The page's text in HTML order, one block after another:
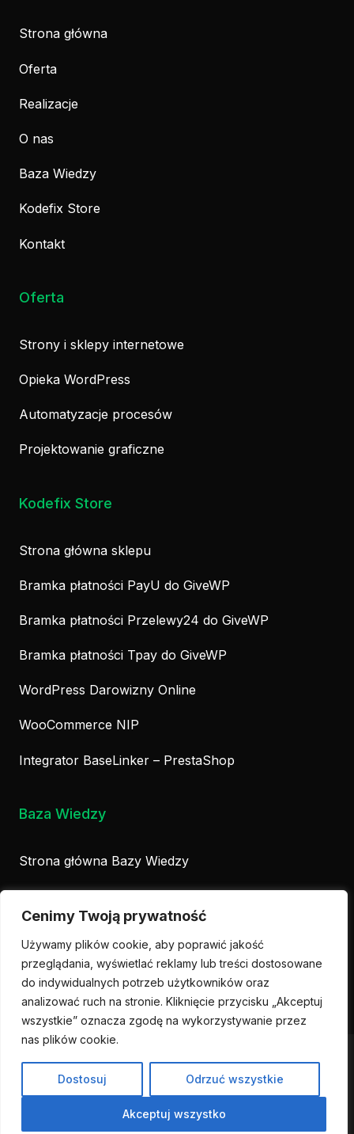
Cenimy Twoją prywatność
Używamy plików cookie, aby poprawić jakość
przeglądania, wyświetlać reklamy lub treści dostosowane
do indywidualnych potrzeb użytkowników oraz
analizować ruch na stronie. Kliknięcie przycisku „Akceptuj
wszystkie” oznacza zgodę na wykorzystywanie przez
nas plików cookie.
Dostosuj Odrzuć wszystkie
Akceptuj wszystko
Strona główna
Oferta
Realizacje
O nas
Baza Wiedzy
Kodefix Store
Kontakt
Oferta
Strony i sklepy internetowe
Opieka WordPress
Automatyzacje procesów
Projektowanie graficzne
Kodefix Store
Strona główna sklepu
Bramka płatności PayU do GiveWP
Bramka płatności Przelewy24 do GiveWP
Bramka płatności Tpay do GiveWP
WordPress Darowizny Online
WooCommerce NIP
Integrator BaseLinker – PrestaShop
Baza Wiedzy
Strona główna Bazy Wiedzy
Design
Copyright © 2026 Kodefix. Wszelkie prawa zastrzeżone.
Regulamin sklepu Kodefix Store